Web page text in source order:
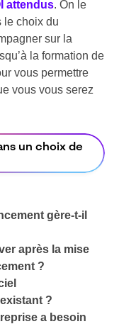
attendus. On le
le choix du
sur la
la formation de
vous permettre
vous vous serez
un choix de
gère-t-il
après la mise
?
?
a besoin